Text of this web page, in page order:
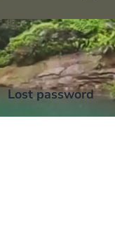
Lost password